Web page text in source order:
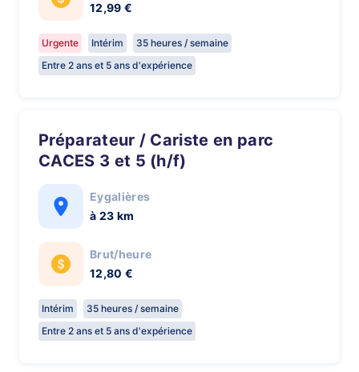
12,99 €
Urgente Intérim
35 heures / semaine
Entre 2 ans et 5 ans d'expérience
Préparateur / Cariste en parc
CACES 3 et 5 (h/f)
Eygalières
à 23 km
Brut/heure
12,80 €
Intérim
35 heures / semaine
Entre 2 ans et 5 ans d'expérience